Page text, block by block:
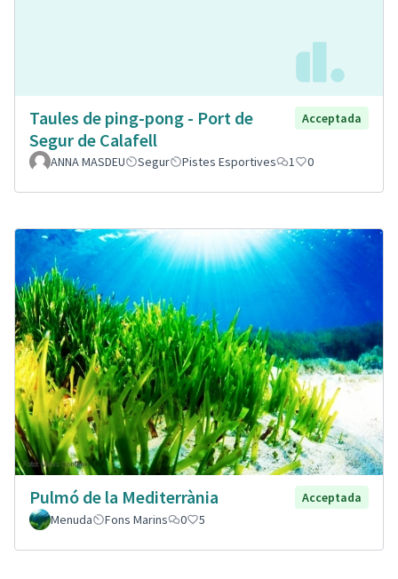
Taules de ping-pong - Port de
Segur de Calafell
Acceptada
ANNA MASDEU Segur Pistes Esportives 1 0
Pulmó de la Mediterrània
Acceptada
Menuda
Fons Marins 0 5